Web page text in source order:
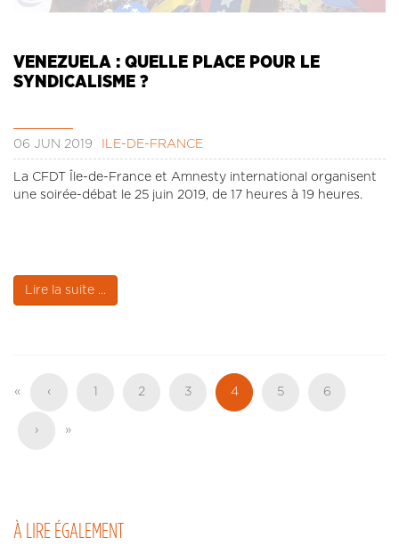
VENEZUELA : QUELLE PLACE POUR LE
SYNDICALISME ?
06 JUN 2019 ÎLE-DE-FRANCE
La CFDT Île-de-France et Amnesty international organisent
une soirée-débat le 25 juin 2019, de 17 heures à 19 heures.
Lire la suite ...
Première
«
Page
‹ Page
2 Page
3
Page
actuelle
4 Page
5 Page
6
Page
›
Dernière
»
À LIRE ÉGALEMENT